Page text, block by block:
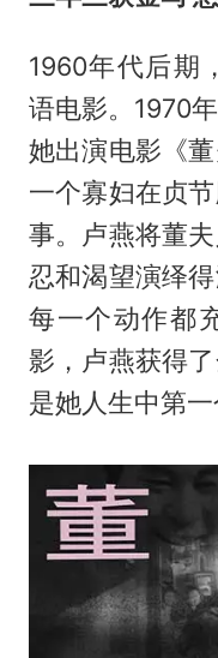
1960年代后期
语电影。1970
她出演电影《
一个寡妇在贞
事。卢燕将董
忍和渴望演绎
每一个动作都
影，卢燕获得
是她人生中第一